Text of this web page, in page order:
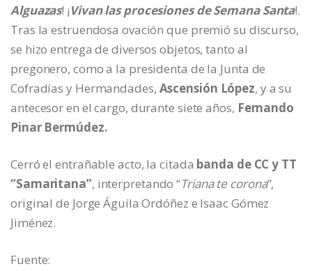
Alguazas! ¡Vivan las procesiones de Semana Santa!.
Tras la estruendosa ovación que premió su discurso,
se hizo entrega de diversos objetos, tanto al
pregonero, como a la presidenta de la Junta de
Cofradías y Hermandades, Ascensión López, y a su
antecesor en el cargo, durante siete años, Fernando
Pinar Bermúdez.
Cerró el entrañable acto, la citada banda de CC y TT
“Samaritana”, interpretando “Triana te corona”,
original de Jorge Águila Ordóñez e Isaac Gómez
Jiménez.
Fuente: